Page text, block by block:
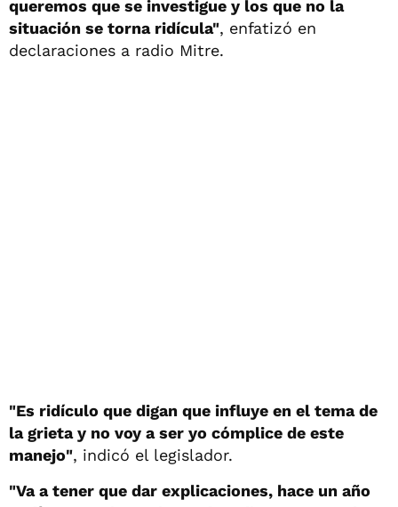
queremos que se investigue y los que no la
situación se torna ridícula", enfatizó en
declaraciones a radio Mitre.
"Es ridículo que digan que influye en el tema de
la grieta y no voy a ser yo cómplice de este
manejo", indicó el legislador.
"Va a tener que dar explicaciones, hace un año